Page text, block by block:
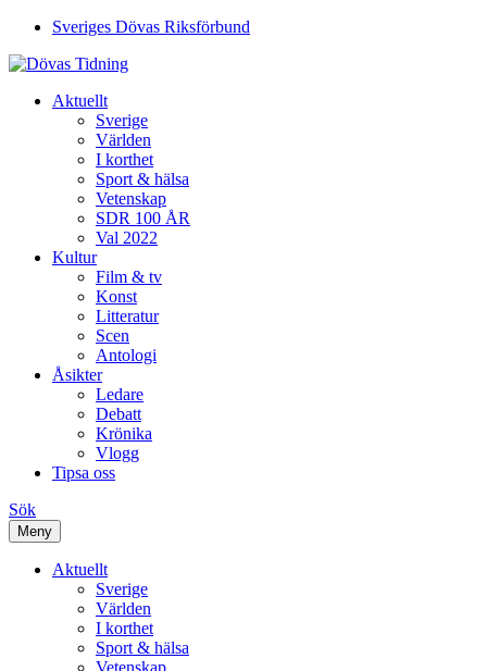
Sveriges Dövas Riksförbund
Aktuellt
Sverige
Världen
I korthet
Sport & hälsa
Vetenskap
SDR 100 ÅR
Val 2022
Kultur
Film & tv
Konst
Litteratur
Scen
Antologi
Åsikter
Ledare
Debatt
Krönika
Vlogg
Tipsa oss
Sök
Meny
Aktuellt
Sverige
Världen
I korthet
Sport & hälsa
Vetenskap